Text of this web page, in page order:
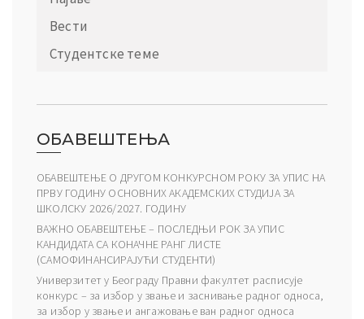
Вести
Студентске теме
ОБАВЕШТЕЊА
ОБАВЕШТЕЊЕ О ДРУГОМ КОНКУРСНОМ РОКУ ЗА УПИС НА
ПРВУ ГОДИНУ ОСНОВНИХ АКАДЕМСКИХ СТУДИЈА ЗА
ШКОЛСКУ 2026/2027. ГОДИНУ
ВАЖНО ОБАВЕШТЕЊЕ – ПОСЛЕДЊИ РОК ЗА УПИС
КАНДИДАТА СА КОНАЧНЕ РАНГ ЛИСТЕ
(САМОФИНАНСИРАЈУЋИ СТУДЕНТИ)
Универзитет у Београду Правни факултет расписује
конкурс – за избор у звање и заснивање радног односа,
за избор у звање и ангажовање ван радног односа